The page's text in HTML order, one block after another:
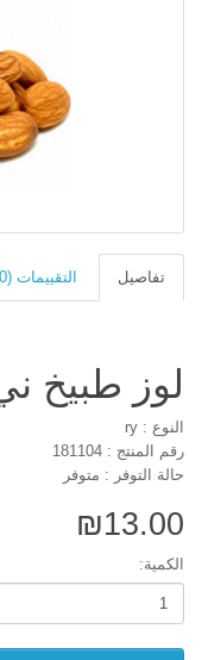
تفاصيل التقييمات (0)
لوز طبيخ
النوع : ry
رقم المنتج : 181104
حالة التوفر : متوفر
₪13.00
الكمية: